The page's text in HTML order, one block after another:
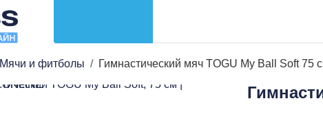
Мячи и фитболы Гимнастический мяч TOGU My Ball Soft 75